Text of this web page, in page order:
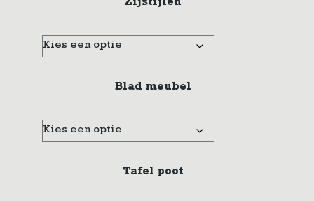
Zijstijlen
Blad meubel
Tafel poot